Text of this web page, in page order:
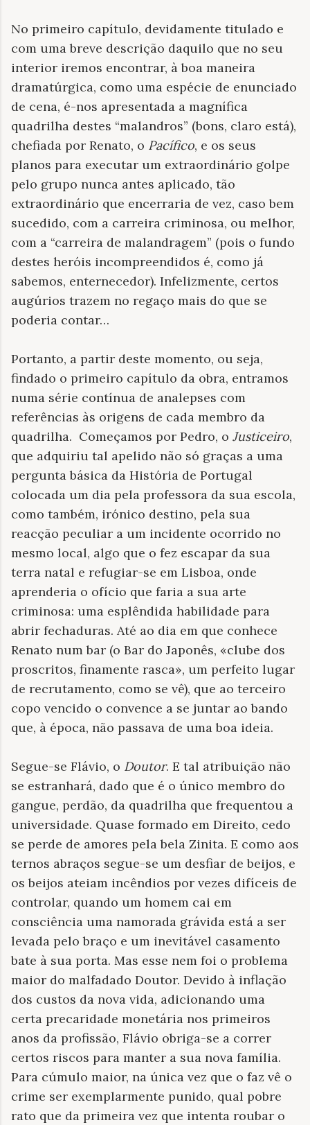
No primeiro capítulo, devidamente titulado e
com uma breve descrição daquilo que no seu
interior iremos encontrar, à boa maneira
dramatúrgica, como uma espécie de enunciado
de cena, é-nos apresentada a magnífica
quadrilha destes “malandros” (bons, claro está),
chefiada por Renato, o Pacífico, e os seus
planos para executar um extraordinário golpe
pelo grupo nunca antes aplicado, tão
extraordinário que encerraria de vez, caso bem
sucedido, com a carreira criminosa, ou melhor,
com a “carreira de malandragem” (pois o fundo
destes heróis incompreendidos é, como já
sabemos, enternecedor). Infelizmente, certos
augúrios trazem no regaço mais do que se
poderia contar…
Portanto, a partir deste momento, ou seja,
findado o primeiro capítulo da obra, entramos
numa série contínua de analepses com
referências às origens de cada membro da
quadrilha. Começamos por Pedro, o Justiceiro,
que adquiriu tal apelido não só graças a uma
pergunta básica da História de Portugal
colocada um dia pela professora da sua escola,
como também, irónico destino, pela sua
reacção peculiar a um incidente ocorrido no
mesmo local, algo que o fez escapar da sua
terra natal e refugiar-se em Lisboa, onde
aprenderia o ofício que faria a sua arte
criminosa: uma esplêndida habilidade para
abrir fechaduras. Até ao dia em que conhece
Renato num bar (o Bar do Japonês, «clube dos
proscritos, finamente rasca», um perfeito lugar
de recrutamento, como se vê), que ao terceiro
copo vencido o convence a se juntar ao bando
que, à época, não passava de uma boa ideia.
Segue-se Flávio, o Doutor. E tal atribuição não
se estranhará, dado que é o único membro do
gangue, perdão, da quadrilha que frequentou a
universidade. Quase formado em Direito, cedo
se perde de amores pela bela Zinita. E como aos
ternos abraços segue-se um desfiar de beijos, e
os beijos ateiam incêndios por vezes difíceis de
controlar, quando um homem cai em
consciência uma namorada grávida está a ser
levada pelo braço e um inevitável casamento
bate à sua porta. Mas esse nem foi o problema
maior do malfadado Doutor. Devido à inflação
dos custos da nova vida, adicionando uma
certa precaridade monetária nos primeiros
anos da profissão, Flávio obriga-se a correr
certos riscos para manter a sua nova família.
Para cúmulo maior, na única vez que o faz vê o
crime ser exemplarmente punido, qual pobre
rato que da primeira vez que intenta roubar o